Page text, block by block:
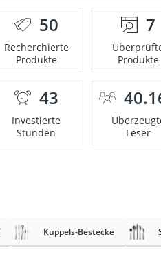
50
Recherchierte
Produkte
7
Produkte
43
Investierte
Stunden
Leser
Kuppels-Bestecke